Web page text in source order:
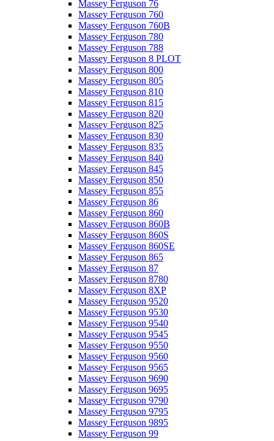
Massey Ferguson 76
Massey Ferguson 760
Massey Ferguson 760B
Massey Ferguson 780
Massey Ferguson 788
Massey Ferguson 8 PLOT
Massey Ferguson 800
Massey Ferguson 805
Massey Ferguson 810
Massey Ferguson 815
Massey Ferguson 820
Massey Ferguson 825
Massey Ferguson 830
Massey Ferguson 835
Massey Ferguson 840
Massey Ferguson 845
Massey Ferguson 850
Massey Ferguson 855
Massey Ferguson 86
Massey Ferguson 860
Massey Ferguson 860B
Massey Ferguson 860S
Massey Ferguson 860SE
Massey Ferguson 865
Massey Ferguson 87
Massey Ferguson 8780
Massey Ferguson 8XP
Massey Ferguson 9520
Massey Ferguson 9530
Massey Ferguson 9540
Massey Ferguson 9545
Massey Ferguson 9550
Massey Ferguson 9560
Massey Ferguson 9565
Massey Ferguson 9690
Massey Ferguson 9695
Massey Ferguson 9790
Massey Ferguson 9795
Massey Ferguson 9895
Massey Ferguson 99